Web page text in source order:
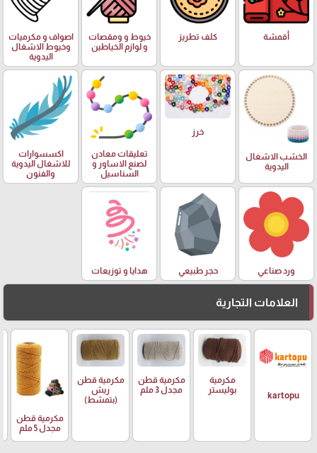
أقمشة كلف تطريز
خيوط و ومقصات
و لوازم الخياطين
اصواف و مكرميات
وخيوط الاشغال
اليدوية
الخشب الاشغال
اليدوية
خرز
تعليقات معادن
لصنع الاساور و
السناسيل
اكسسوارات
للاشغال اليدوية
والفنون
ورد صناعي حجر طبيعي هدايا و توزيعات
العلامات التجارية
kartopu
مكرمية
بوليستر
مكرمية قطن
مجدل 3 ملم
مكرمية قطن
ريش
(بتمشط)
مكرمية قطن
مجدل 5 ملم